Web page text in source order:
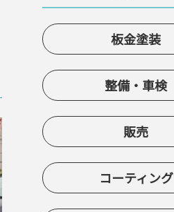
板金塗装
整備・車検
販売
コーティング